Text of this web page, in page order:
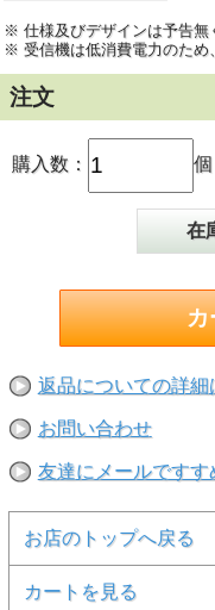
※ 仕様及びデザインは予告無
※ 受信機は低消費電力のため
注文
購入数： 個
在
返品についての詳細
お問い合わせ
友達にメールですす
お店のトップへ戻る
カートを見る